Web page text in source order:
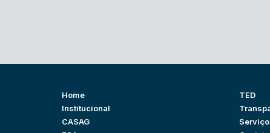
Home
Institucional
CASAG
TED